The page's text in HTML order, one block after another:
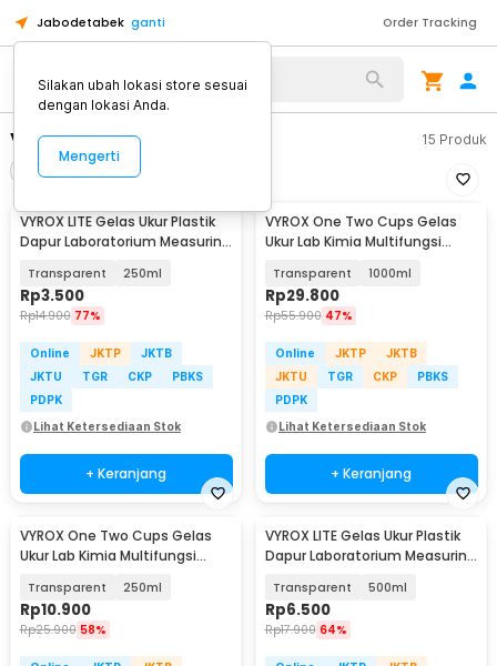
Jabodetabek ganti Order Tracking
Alat Kopi
VYROX 15 Produk
Urutkan
VYROX LITE Gelas Ukur Plastik
Dapur Laboratorium Measuring
Transparent 250ml
Rp3.500
Rp14.900 77%
Online JKTP
JKTB
JKTU
TGR CKP
PBKS
PDPK
Lihat Ketersediaan Stok
+ Keranjang
VYROX One Two Cups Gelas
Ukur Lab Kimia Multifungsi
Transparent 1000ml
Rp29.800
Rp55.900 47%
Online JKTP
JKTB
JKTU
TGR CKP
PBKS
PDPK
Lihat Ketersediaan Stok
+ Keranjang
VYROX One Two Cups Gelas
Ukur Lab Kimia Multifungsi
Transparent 250ml
Rp10.900
Rp25.900 58%
VYROX LITE Gelas Ukur Plastik
Dapur Laboratorium Measuring
Transparent 500ml
Rp6.500
Rp17.900 64%
Silakan ubah lokasi store sesuai
dengan lokasi Anda.
Mengerti